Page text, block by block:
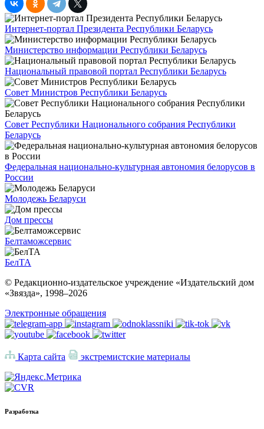
Интернет-портал Президента Республики Беларусь
Министерство информации Республики Беларусь
Национальный правовой портал Республики Беларусь
Совет Министров Республики Беларусь
Совет Республики Национального собрания Республики
Беларусь
Федеральная национально-культурная автономия белорусов в
России
Молодежь Беларуси
Дом прессы
Белтаможсервис
БелТА
© Редакционно-издательское учреждение «Издательский дом
«Звязда», 1998–2026
Электронные обращения
Карта сайта экстремистские материалы
Разработка